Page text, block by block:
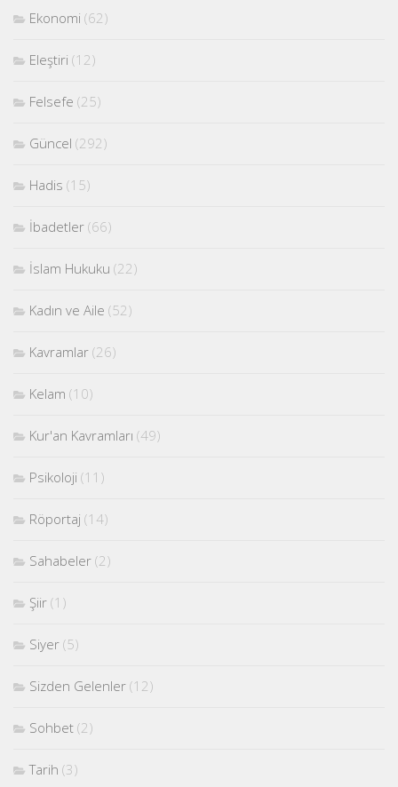
Ekonomi (62)
Eleştiri (12)
Felsefe (25)
Güncel (292)
Hadis (15)
İbadetler (66)
İslam Hukuku (22)
Kadın ve Aile (52)
Kavramlar (26)
Kelam (10)
Kur'an Kavramları (49)
Psikoloji (11)
Röportaj (14)
Sahabeler (2)
Şiir (1)
Siyer (5)
Sizden Gelenler (12)
Sohbet (2)
Tarih (3)